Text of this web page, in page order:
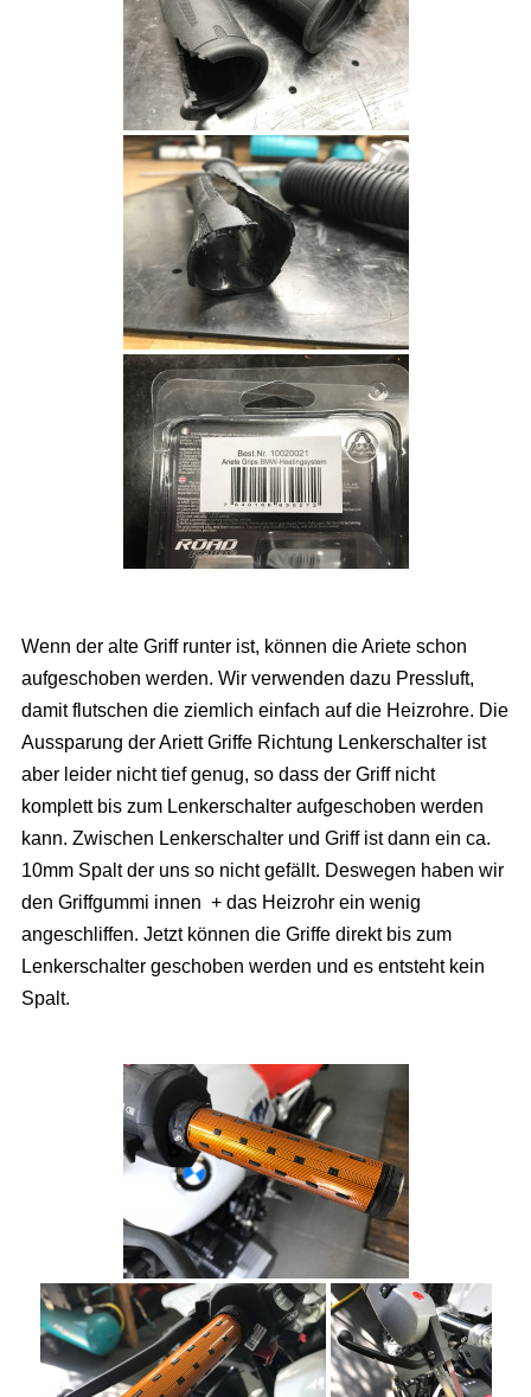
Wenn der alte Griff runter ist, können die Ariete schon
aufgeschoben werden. Wir verwenden dazu Pressluft,
damit flutschen die ziemlich einfach auf die Heizrohre. Die
Aussparung der Ariett Griffe Richtung Lenkerschalter ist
aber leider nicht tief genug, so dass der Griff nicht
komplett bis zum Lenkerschalter aufgeschoben werden
kann. Zwischen Lenkerschalter und Griff ist dann ein ca.
10mm Spalt der uns so nicht gefällt. Deswegen haben wir
den Griffgummi innen + das Heizrohr ein wenig
angeschliffen. Jetzt können die Griffe direkt bis zum
Lenkerschalter geschoben werden und es entsteht kein
Spalt.